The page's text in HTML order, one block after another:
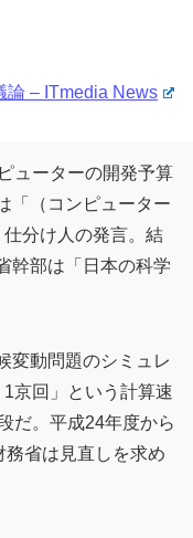
論 – ITmedia News
ューターの開発予算
「（コンピューター
分け人の発言。結
幹部は「日本の科学
変動問題のシミュレ
京回」という計算速
だ。平成24年度から
省は見直しを求め